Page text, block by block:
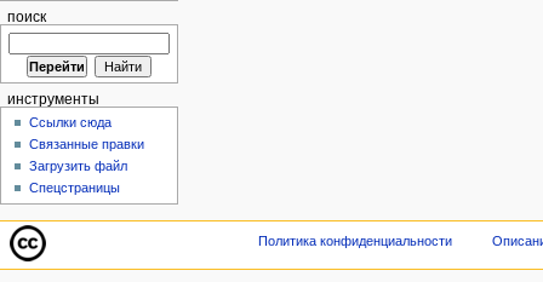
поиск
инструменты
Ссылки сюда
Связанные правки
Загрузить файл
Спецстраницы
Политика конфиденциальности